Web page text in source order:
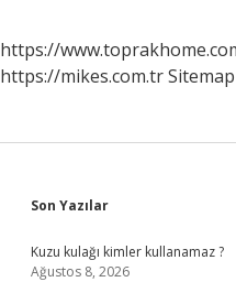
https://
https://mikes.com.trSitemap
Sidebar
Son Yazılar
Kuzu kulağı kimler kullanamaz ?
Ağustos 8, 2026